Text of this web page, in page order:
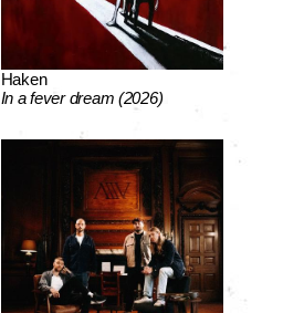
Haken
In a fever dream (2026)